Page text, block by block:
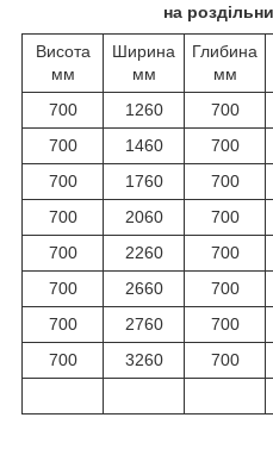
на
Висота
мм
Ширина
мм
Глибина
мм
700
1260 700
700
1460 700
700
1760 700
700
2060 700
700
2260 700
700
2660 700
700
2760 700
700
3260 700